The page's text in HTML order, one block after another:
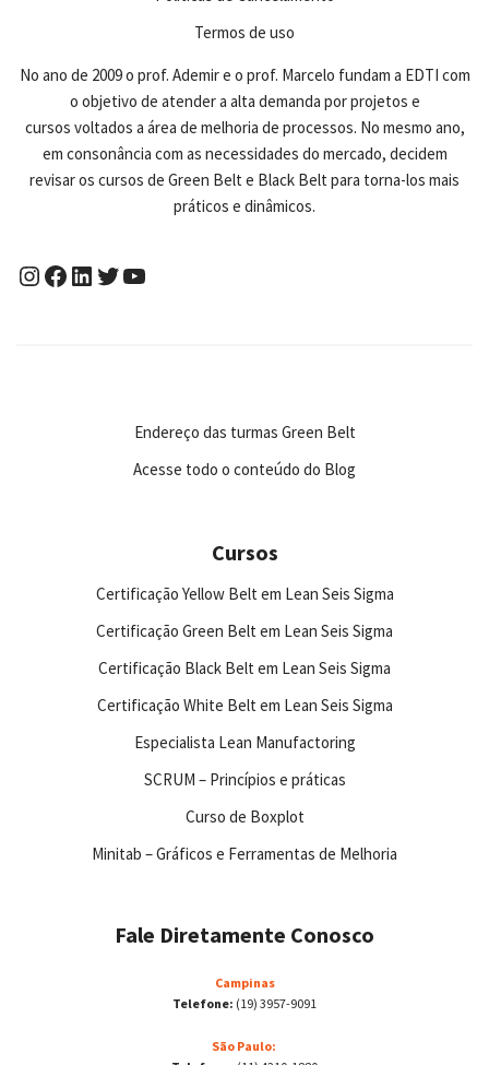
Termos de uso
No ano de 2009 o prof. Ademir e o prof. Marcelo fundam a EDTI com
o objetivo de atender a alta demanda por projetos e
cursos voltados a área de melhoria de processos. No mesmo ano,
em consonância com as necessidades do mercado, decidem
revisar os cursos de Green Belt e Black Belt para torna-los mais
práticos e dinâmicos.
Endereço das turmas Green Belt
Acesse todo o conteúdo do Blog
Cursos
Certificação Yellow Belt em Lean Seis Sigma
Certificação Green Belt em Lean Seis Sigma
Certificação Black Belt em Lean Seis Sigma
Certificação White Belt em Lean Seis Sigma
Especialista Lean Manufactoring
SCRUM – Princípios e práticas
Curso de Boxplot
Minitab – Gráficos e Ferramentas de Melhoria
Fale Diretamente Conosco
Campinas
Telefone: (19) 3957-9091
São Paulo: